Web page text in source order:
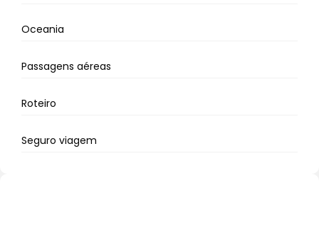
Oceania
Passagens aéreas
Roteiro
Seguro viagem